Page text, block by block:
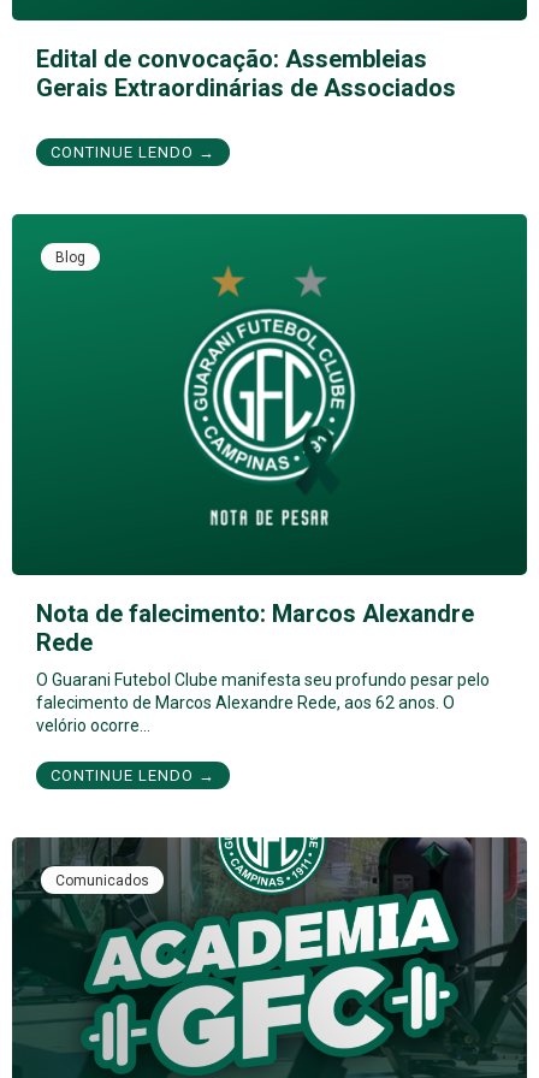
Edital de convocação: Assembleias
Gerais Extraordinárias de Associados
CONTINUE LENDO →
Blog
Nota de falecimento: Marcos Alexandre
Rede
O Guarani Futebol Clube manifesta seu profundo pesar pelo
falecimento de Marcos Alexandre Rede, aos 62 anos. O
velório ocorre…
CONTINUE LENDO →
Comunicados